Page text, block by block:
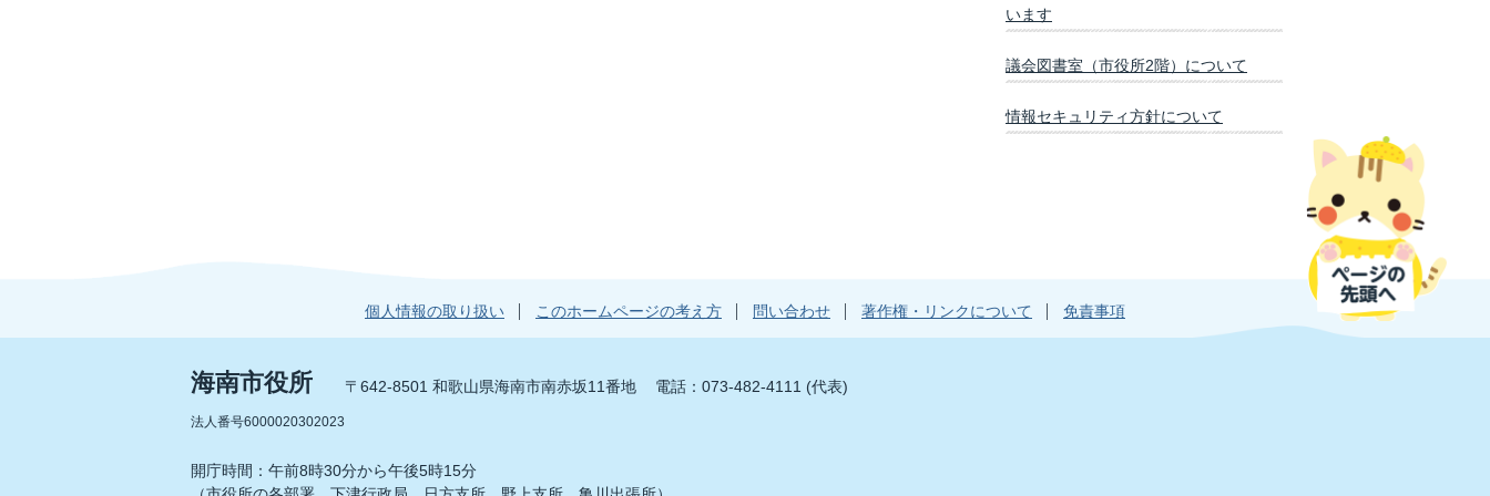
います
議会図書室（市役所2階）について
情報セキュリティ方針について
個人情報の取り扱い このホームページの考え方 問い合わせ 著作権・リンクについて 免責事項
海南市役所
法人番号6000020302023
〒642-8501 和歌山県海南市南赤坂11番地 電話：073-482-4111 (代表)
開庁時間：午前8時30分から午後5時15分